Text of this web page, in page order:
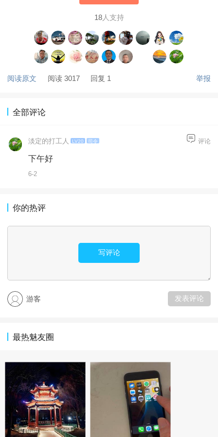
18人支持
阅读原文 阅读 3017 回复 1 举报
全部评论
淡定的打工人 LV20 司令
下午好
6-2
评论
你的热评
写评论
游客 发表评论
最热魅友圈